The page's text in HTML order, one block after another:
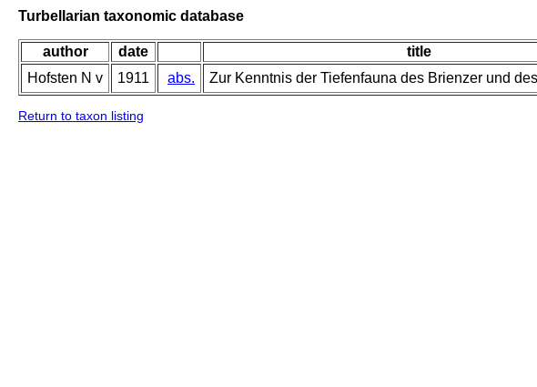
Turbellarian taxonomic database
author date title
Hofsten N v
1911 abs. Zur Kenntnis der Tiefenfauna des Brienzer und
Return to taxon listing